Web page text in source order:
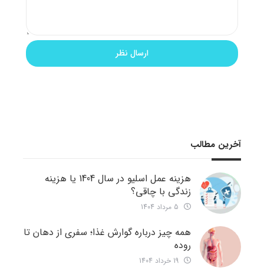
آخرین مطالب
هزینه عمل اسلیو در سال 1404 یا هزینه
زندگی با چاقی؟
همه چیز درباره گوارش غذا؛ سفری از دهان تا
روده